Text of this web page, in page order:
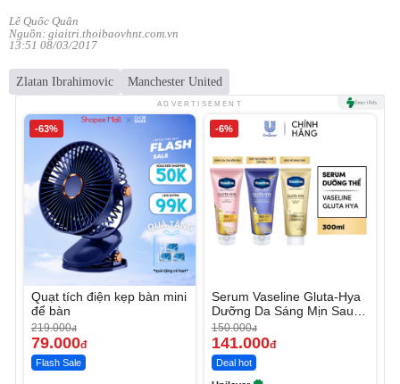
Lê Quốc Quân
Nguồn: giaitri.thoibaovhnt.com.vn
13:51 08/03/2017
Zlatan Ibrahimovic Manchester United
ADVERTISEMENT
-63%
Quạt tích điện kẹp bàn mini
để bàn
219.000đ
79.000đ
Flash Sale
-6%
Serum Vaseline Gluta-Hya
Dưỡng Da Sáng Mịn Sau 7
Ngày
150.000đ
141.000đ
Deal hot